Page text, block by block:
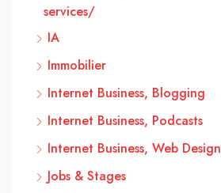
services/
IA
Immobilier
Internet Business, Blogging
Internet Business, Podcasts
Internet Business, Web Design
Jobs & Stages